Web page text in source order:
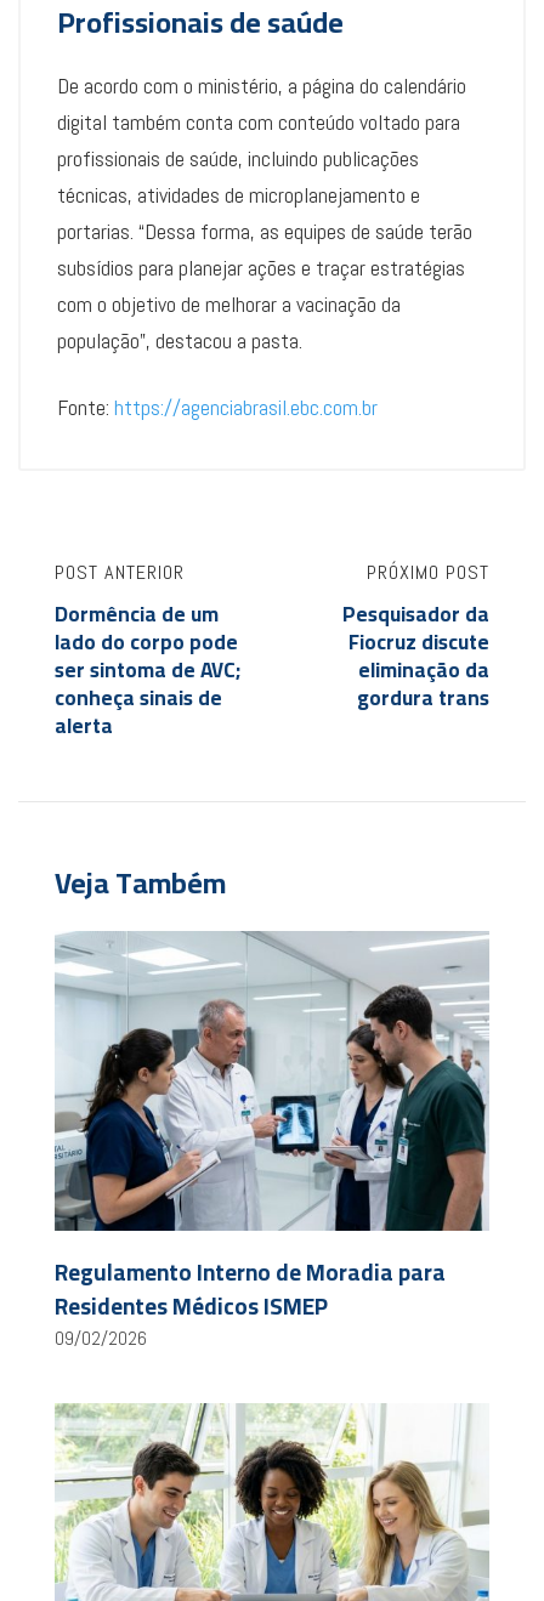
Profissionais de saúde
De acordo com o ministério, a página do calendário
digital também conta com conteúdo voltado para
profissionais de saúde, incluindo publicações
técnicas, atividades de microplanejamento e
portarias. “Dessa forma, as equipes de saúde terão
subsídios para planejar ações e traçar estratégias
com o objetivo de melhorar a vacinação da
população”, destacou a pasta.
Fonte: https://agenciabrasil.ebc.com.br
POST ANTERIOR
Dormência de um
lado do corpo pode
ser sintoma de AVC;
conheça sinais de
alerta
PRÓXIMO POST
Pesquisador da
Fiocruz discute
eliminação da
gordura trans
Veja Também
Regulamento Interno de Moradia para
Residentes Médicos ISMEP
09/02/2026